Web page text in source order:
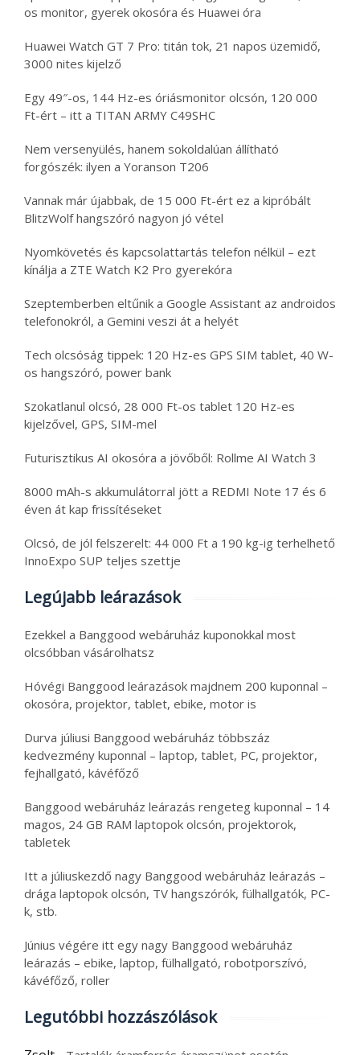
os monitor, gyerek okosóra és Huawei óra
Huawei Watch GT 7 Pro: titán tok, 21 napos üzemidő,
3000 nites kijelző
Egy 49″-os, 144 Hz-es óriásmonitor olcsón, 120 000
Ft-ért – itt a TITAN ARMY C49SHC
Nem versenyülés, hanem sokoldalúan állítható
forgószék: ilyen a Yoranson T206
Vannak már újabbak, de 15 000 Ft-ért ez a kipróbált
BlitzWolf hangszóró nagyon jó vétel
Nyomkövetés és kapcsolattartás telefon nélkül – ezt
kínálja a ZTE Watch K2 Pro gyerekóra
Szeptemberben eltűnik a Google Assistant az androidos
telefonokról, a Gemini veszi át a helyét
Tech olcsóság tippek: 120 Hz-es GPS SIM tablet, 40 W-
os hangszóró, power bank
Szokatlanul olcsó, 28 000 Ft-os tablet 120 Hz-es
kijelzővel, GPS, SIM-mel
Futurisztikus AI okosóra a jövőből: Rollme AI Watch 3
8000 mAh-s akkumulátorral jött a REDMI Note 17 és 6
éven át kap frissítéseket
Olcsó, de jól felszerelt: 44 000 Ft a 190 kg-ig terhelhető
InnoExpo SUP teljes szettje
Legújabb leárazások
Ezekkel a Banggood webáruház kuponokkal most
olcsóbban vásárolhatsz
Hóvégi Banggood leárazások majdnem 200 kuponnal –
okosóra, projektor, tablet, ebike, motor is
Durva júliusi Banggood webáruház többszáz
kedvezmény kuponnal – laptop, tablet, PC, projektor,
fejhallgató, kávéfőző
Banggood webáruház leárazás rengeteg kuponnal – 14
magos, 24 GB RAM laptopok olcsón, projektorok,
tabletek
Itt a júliuskezdő nagy Banggood webáruház leárazás –
drága laptopok olcsón, TV hangszórók, fülhallgatók, PC-
k, stb.
Június végére itt egy nagy Banggood webáruház
leárazás – ebike, laptop, fülhallgató, robotporszívó,
kávéfőző, roller
Legutóbbi hozzászólások